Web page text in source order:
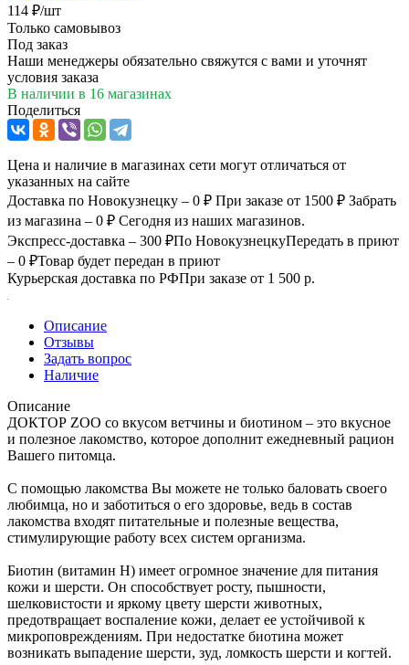
114 ₽/шт
Только самовывоз
Под заказ
Наши менеджеры обязательно свяжутся с вами и уточнят
условия заказа
В наличии в 16 магазинах
Поделиться
Цена и наличие в магазинах сети могут отличаться от
указанных на сайте
Доставка по Новокузнецку – 0 ₽ При заказе от 1500 ₽ Забрать
из магазина – 0 ₽ Сегодня из наших магазинов.
Экспресс-доставка – 300 ₽По НовокузнецкуПередать в приют
– 0 ₽Товар будет передан в приют
Курьерская доставка по РФПри заказе от 1 500 р.
Описание
Отзывы
Задать вопрос
Наличие
Описание
ДОКТОР ZOO со вкусом ветчины и биотином – это вкусное
и полезное лакомство, которое дополнит ежедневный рацион
Вашего питомца.
С помощью лакомства Вы можете не только баловать своего
любимца, но и заботиться о его здоровье, ведь в состав
лакомства входят питательные и полезные вещества,
стимулирующие работу всех систем организма.
Биотин (витамин Н) имеет огромное значение для питания
кожи и шерсти. Он способствует росту, пышности,
шелковистости и яркому цвету шерсти животных,
предотвращает воспаление кожи, делает ее устойчивой к
микроповреждениям. При недостатке биотина может
возникать выпадение шерсти, зуд, ломкость шерсти и когтей.